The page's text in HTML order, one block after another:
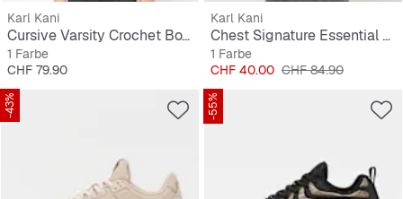
Karl Kani
Cursive Varsity Crochet Boxy T-Shirt
1 Farbe
Preis
CHF 79.90
Karl Kani
Chest Signature Essential Zip
1 Farbe
Preis
CHF 40.00 Originalpreis
CHF 84.90
-43% -55%